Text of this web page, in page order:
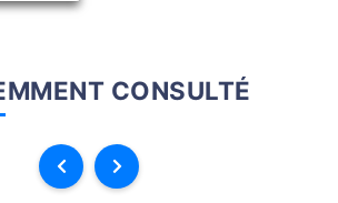
CONSULTÉ